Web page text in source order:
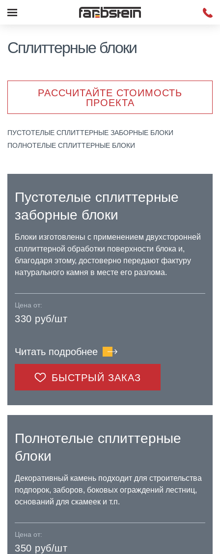
Сплиттерные блоки
ПУСТОТЕЛЫЕ СПЛИТТЕРНЫЕ ЗАБОРНЫЕ БЛОКИ
ПОЛНОТЕЛЫЕ СПЛИТТЕРНЫЕ БЛОКИ
РАССЧИТАЙТЕ СТОИМОСТЬ
ПРОЕКТА
Пустотелые сплиттерные
заборные блоки
Блоки изготовлены с применением двухсторонней
спллиттерной обработки поверхности блока и,
благодаря этому, достоверно передают фактуру
натурального камня в месте его разлома.
Цена от:
330 руб/шт
Читать подробнее
БЫСТРЫЙ ЗАКАЗ
Полнотелые сплиттерные
блоки
Декоративный камень подходит для строительства
подпорок, заборов, боковых ограждений лестниц,
оснований для скамеек и т.п.
Цена от:
350 руб/шт